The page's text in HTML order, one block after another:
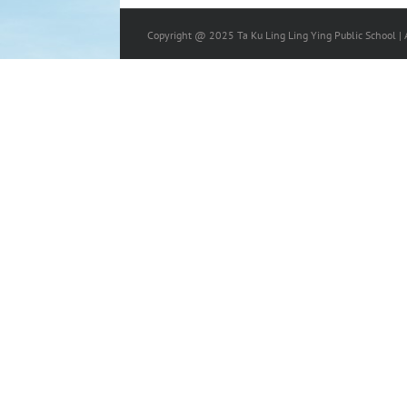
Copyright @ 2025 Ta Ku Ling Ling Ying Public School |